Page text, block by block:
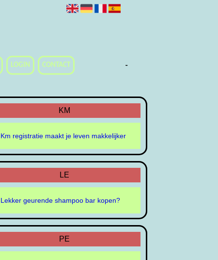
-
-
-
-
-
-
LOGIN -
CONTACT
KM
Km registratie maakt je leven makkelijker
LE
Lekker geurende shampoo bar kopen?
PE